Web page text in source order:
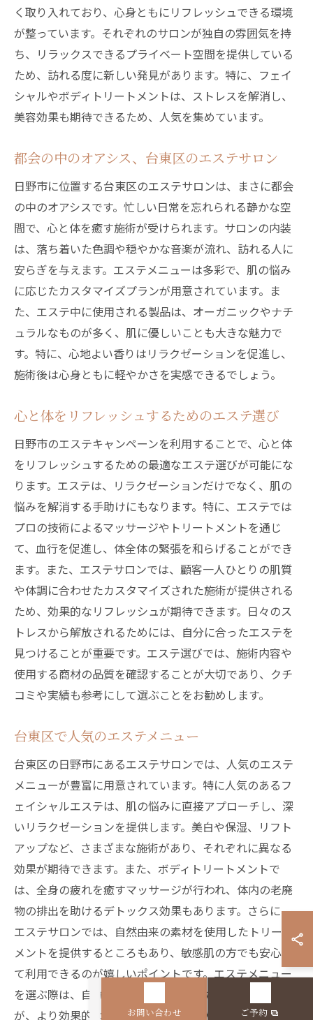
く取り入れており、心身ともにリフレッシュできる環境
が整っています。それぞれのサロンが独自の雰囲気を持
ち、リラックスできるプライベート空間を提供している
ため、訪れる度に新しい発見があります。特に、フェイ
シャルやボディトリートメントは、ストレスを解消し、
美容効果も期待できるため、人気を集めています。
都会の中のオアシス、台東区のエステサロン
日野市に位置する台東区のエステサロンは、まさに都会
の中のオアシスです。忙しい日常を忘れられる静かな空
間で、心と体を癒す施術が受けられます。サロンの内装
は、落ち着いた色調や穏やかな音楽が流れ、訪れる人に
安らぎを与えます。エステメニューは多彩で、肌の悩み
に応じたカスタマイズプランが用意されています。ま
た、エステ中に使用される製品は、オーガニックやナチ
ュラルなものが多く、肌に優しいことも大きな魅力で
す。特に、心地よい香りはリラクゼーションを促進し、
施術後は心身ともに軽やかさを実感できるでしょう。
心と体をリフレッシュするためのエステ選び
日野市のエステキャンペーンを利用することで、心と体
をリフレッシュするための最適なエステ選びが可能にな
ります。エステは、リラクゼーションだけでなく、肌の
悩みを解消する手助けにもなります。特に、エステでは
プロの技術によるマッサージやトリートメントを通じ
て、血行を促進し、体全体の緊張を和らげることができ
ます。また、エステサロンでは、顧客一人ひとりの肌質
や体調に合わせたカスタマイズされた施術が提供される
ため、効果的なリフレッシュが期待できます。日々のス
トレスから解放されるためには、自分に合ったエステを
見つけることが重要です。エステ選びでは、施術内容や
使用する商材の品質を確認することが大切であり、クチ
コミや実績も参考にして選ぶことをお勧めします。
台東区で人気のエステメニュー
台東区の日野市にあるエステサロンでは、人気のエステ
メニューが豊富に用意されています。特に人気のあるフ
ェイシャルエステは、肌の悩みに直接アプローチし、深
いリラクゼーションを提供します。美白や保湿、リフト
アップなど、さまざまな施術があり、それぞれに異なる
効果が期待できます。また、ボディトリートメントで
は、全身の疲れを癒すマッサージが行われ、体内の老廃
物の排出を助けるデトックス効果もあります。さらに、
エステサロンでは、自然由来の素材を使用したトリート
メントを提供するところもあり、敏感肌の方でも安心し
て利用できるのが嬉しいポイントです。エステメニュー
を選ぶ際は、自分の体調や目的に合ったものを選ぶこと
が、より効果的なリフレッシュにつながるでしょう。
お問い合わせ ご予約